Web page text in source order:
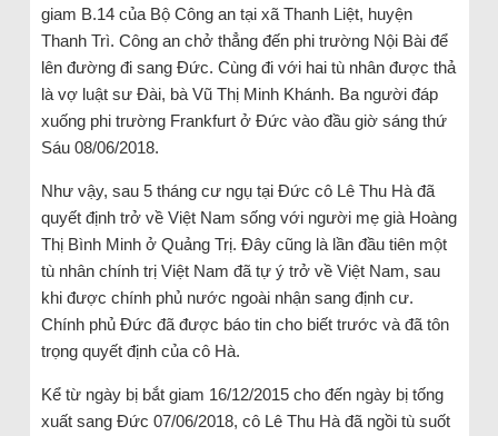
giam B.14 của Bộ Công an tại xã Thanh Liệt, huyện
Thanh Trì. Công an chở thẳng đến phi trường Nội Bài để
lên đường đi sang Đức. Cùng đi với hai tù nhân được thả
là vợ luật sư Đài, bà Vũ Thị Minh Khánh. Ba người đáp
xuống phi trường Frankfurt ở Đức vào đầu giờ sáng thứ
Sáu 08/06/2018.
Như vậy, sau 5 tháng cư ngụ tại Đức cô Lê Thu Hà đã
quyết định trở về Việt Nam sống với người mẹ già Hoàng
Thị Bình Minh ở Quảng Trị. Đây cũng là lần đầu tiên một
tù nhân chính trị Việt Nam đã tự ý trở về Việt Nam, sau
khi được chính phủ nước ngoài nhận sang định cư.
Chính phủ Đức đã được báo tin cho biết trước và đã tôn
trọng quyết định của cô Hà.
Kể từ ngày bị bắt giam 16/12/2015 cho đến ngày bị tống
xuất sang Đức 07/06/2018, cô Lê Thu Hà đã ngồi tù suốt